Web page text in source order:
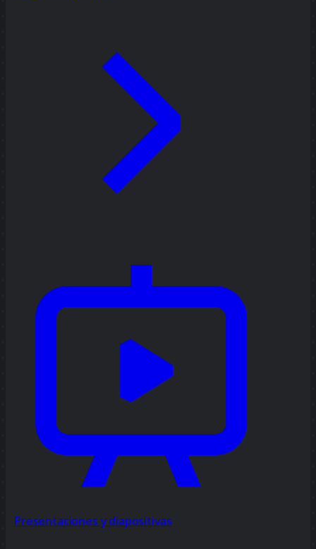
Presentaciones y diapositivas